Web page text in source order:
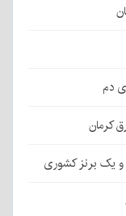
دم
کرمان
یک برنز کشوری